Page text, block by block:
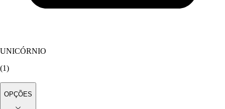
UNICÓRNIO
(1)
OPÇÕES